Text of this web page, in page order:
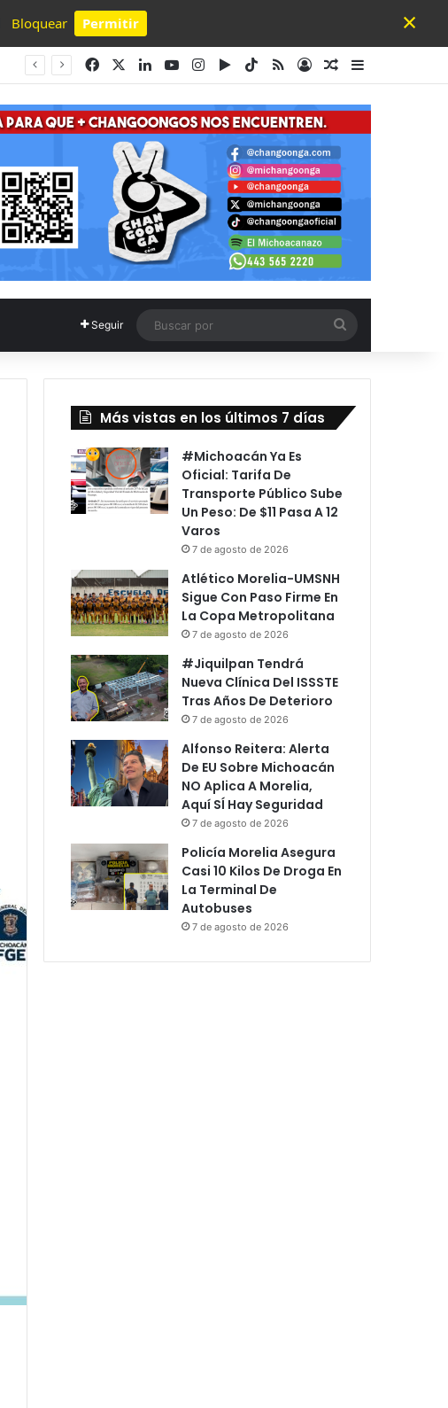
Bloquear Permitir
Powered by SendPulse
×
FacebookLinkedInYouTubeInstagram
Google Play
TikTok
RSSAccesoPublicación al
Barra lateral
Seguir
por
Más vistas en los últimos 7 días
#Michoacán Ya Es
Oficial: Tarifa De
Transporte Público Sube
Un Peso: De $11 Pasa A 12
Varos
7 de agosto de 2026
Atlético Morelia-UMSNH
Sigue Con Paso Firme En
La Copa Metropolitana
7 de agosto de 2026
#Jiquilpan Tendrá
Nueva Clínica Del ISSSTE
Tras Años De Deterioro
7 de agosto de 2026
Alfonso Reitera: Alerta
De EU Sobre Michoacán
NO Aplica A Morelia,
Aquí SÍ Hay Seguridad
7 de agosto de 2026
Policía Morelia Asegura
Casi 10 Kilos De Droga En
La Terminal De
Autobuses
7 de agosto de 2026